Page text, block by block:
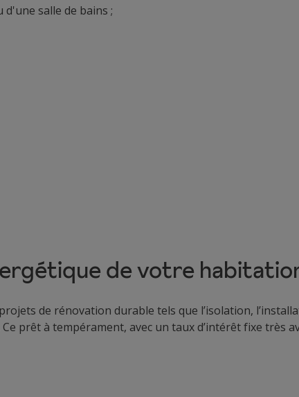
salle de bains ;
de votre
de rénovation durable tels que l’isolation,
prêt à tempérament, avec un taux d’intérêt fixe très